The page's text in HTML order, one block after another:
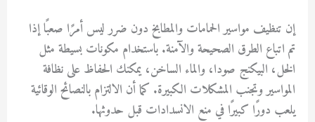
إن تنظيف مواسير الحمامات والمطابخ دون ضررليس أمرًا صعبًا إذا
تم اتباع الطرق الصحيحة والآمنة. باستخدام مكونات بسيطة مثل
الخل، البيكنج صودا، والماء الساخن، يمكنك الحفاظ على نظافة
المواسير وتجنب المشكلات الكبيرة. كما أن الالتزام بالنصائح الوقائية
يلعب دورًا كبيرًا في منع الانسدادات قبل حدوثها.